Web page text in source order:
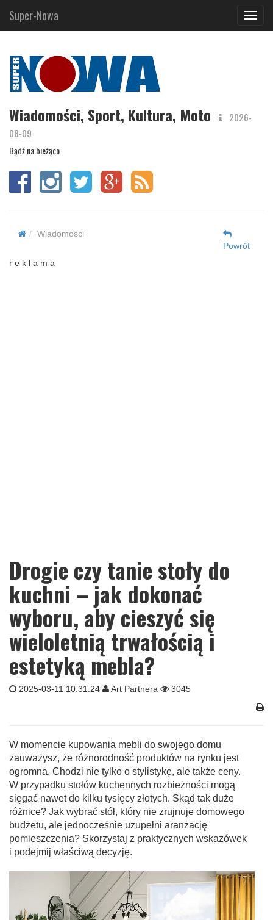
Super-Nowa
Wiadomości, Sport, Kultura, Moto
2026-
08-09
Bądź na bieżąco
Wiadomości
Powrót
r e k l a m a
Drogie czy tanie stoły do
kuchni – jak dokonać
wyboru, aby cieszyć się
wieloletnią trwałością i
estetyką mebla?
2025-03-11 10:31:24 Art Partnera 3045
W momencie kupowania mebli do swojego domu
zauważysz, że różnorodność produktów na rynku jest
ogromna. Chodzi nie tylko o stylistykę, ale także ceny.
W przypadku stołów kuchennych rozbieżności mogą
sięgać nawet do kilku tysięcy złotych. Skąd tak duże
różnice? Jak wybrać stół, który nie zrujnuje domowego
budżetu, ale jednocześnie uzupełni aranżację
pomieszczenia? Skorzystaj z praktycznych wskazówek
i podejmij właściwą decyzję.